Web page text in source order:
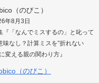
（のびこ）
年8月3日
『「なんでミスするの」と叱って
味なし？計算ミスを”折れない
変える親の関わり方』